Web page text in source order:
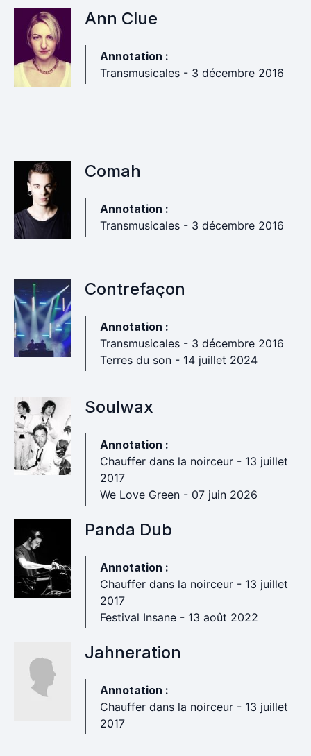
Ann Clue
Annotation :
Transmusicales - 3 décembre 2016
Comah
Annotation :
Transmusicales - 3 décembre 2016
Contrefaçon
Annotation :
Transmusicales - 3 décembre 2016
Terres du son - 14 juillet 2024
Soulwax
Annotation :
Chauffer dans la noirceur - 13 juillet
2017
We Love Green - 07 juin 2026
Panda Dub
Annotation :
Chauffer dans la noirceur - 13 juillet
2017
Festival Insane - 13 août 2022
Jahneration
Annotation :
Chauffer dans la noirceur - 13 juillet
2017